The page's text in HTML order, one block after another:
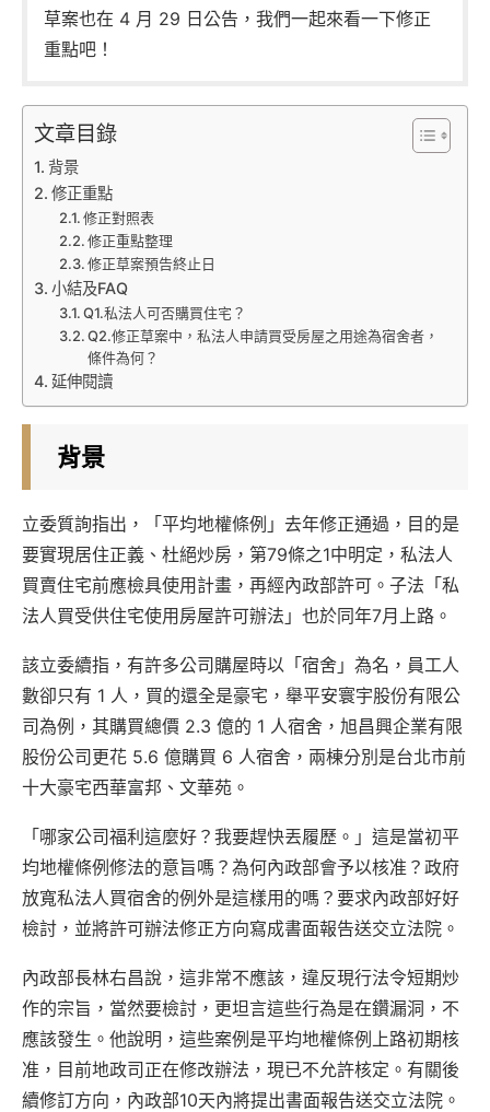
草案也在 4 月 29 日公告，我們一起來看一下修正
重點吧！
文章目錄
背景
修正重點
修正對照表
修正重點整理
修正草案預告終止日
小結及FAQ
Q1.私法人可否購買住宅？
Q2.修正草案中，私法人申請買受房屋之用途為宿舍者，
條件為何？
延伸閱讀
背景
立委質詢指出，「平均地權條例」去年修正通過，目的是
要實現居住正義、杜絕炒房，第79條之1中明定，私法人
買賣住宅前應檢具使用計畫，再經內政部許可。子法「私
法人買受供住宅使用房屋許可辦法」也於同年7月上路。
該立委續指，有許多公司購屋時以「宿舍」為名，員工人
數卻只有 1 人，買的還全是豪宅，舉平安寰宇股份有限公
司為例，其購買總價 2.3 億的 1 人宿舍，旭昌興企業有限
股份公司更花 5.6 億購買 6 人宿舍，兩棟分別是台北市前
十大豪宅西華富邦、文華苑。
「哪家公司福利這麼好？我要趕快丟履歷。」這是當初平
均地權條例修法的意旨嗎？為何內政部會予以核准？政府
放寬私法人買宿舍的例外是這樣用的嗎？要求內政部好好
檢討，並將許可辦法修正方向寫成書面報告送交立法院。
內政部長林右昌說，這非常不應該，違反現行法令短期炒
作的宗旨，當然要檢討，更坦言這些行為是在鑽漏洞，不
應該發生。他說明，這些案例是平均地權條例上路初期核
准，目前地政司正在修改辦法，現已不允許核定。有關後
續修訂方向，內政部10天內將提出書面報告送交立法院。